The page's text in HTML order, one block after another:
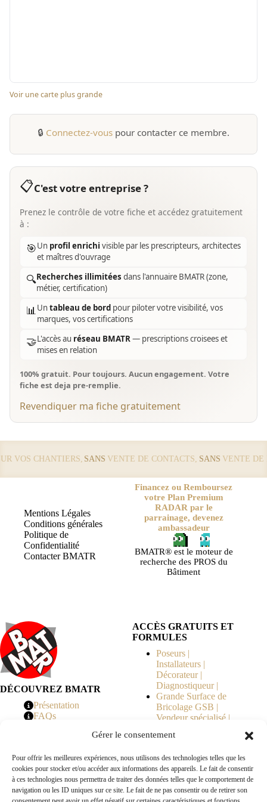
Gérer le consentement
Pour offrir les meilleures expériences, nous utilisons des technologies telles que les
cookies pour stocker et/ou accéder aux informations des appareils. Le fait de consentir
à ces technologies nous permettra de traiter des données telles que le comportement de
navigation ou les ID uniques sur ce site. Le fait de ne pas consentir ou de retirer son
Voir une carte plus grande
🔒 Connectez-vous pour contacter ce membre.
📋C'est votre entreprise ?
Prenez le contrôle de votre fiche et accédez gratuitement
à :
🎯Un profil enrichi visible par les prescripteurs, architectes
et maîtres d'ouvrage
🔍Recherches illimitées dans l'annuaire BMATR (zone,
métier, certification)
📊Untableau de bord pour piloter votre visibilité, vos
marques, vos certifications
🤝L'accès au réseau BMATR— prescriptions croisees et
mises en relation
100% gratuit. Pour toujours. Aucun engagement. Votre
fiche est deja pre-remplie.
Revendiquer ma fiche gratuitement
VOS CHANTIERS, SANSVENTE DE CONTACTS,SANSVENTE DE
Mentions Légales
Conditions générales
Politique de
Confidentialité
Contacter BMATR
Financez ou Remboursez
votre Plan Premium
RADAR par le
parrainage, devenez
ambassadeur
BMATR® est le moteur de
recherche des PROS du
Bâtiment
DÉCOUVREZ BMATR
Présentation
FAQs
ACCÈS GRATUITS ET
FORMULES
Poseurs |
Installateurs |
Décorateur |
Diagnostiqueur |
Grande Surface de
Bricolage GSB |
Vendeur spécialisé |
Copropriété | MOE |
en Travaux |
Fabricants | Marque |
© 2026 BMATR® — Tous droits réservés.